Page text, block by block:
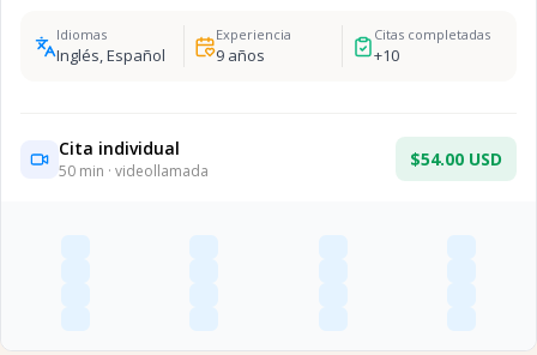
Idiomas
Inglés, Español
Experiencia
9años
Citas completadas
+10
Cita individual
50 min · videollamada
$54.00 USD